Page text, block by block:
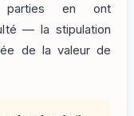
en ont
— la stipulation
de la valeur de